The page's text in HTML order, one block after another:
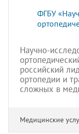
ФГБУ
Научно-
российский
ортопедии и
сложных в
Медицинские